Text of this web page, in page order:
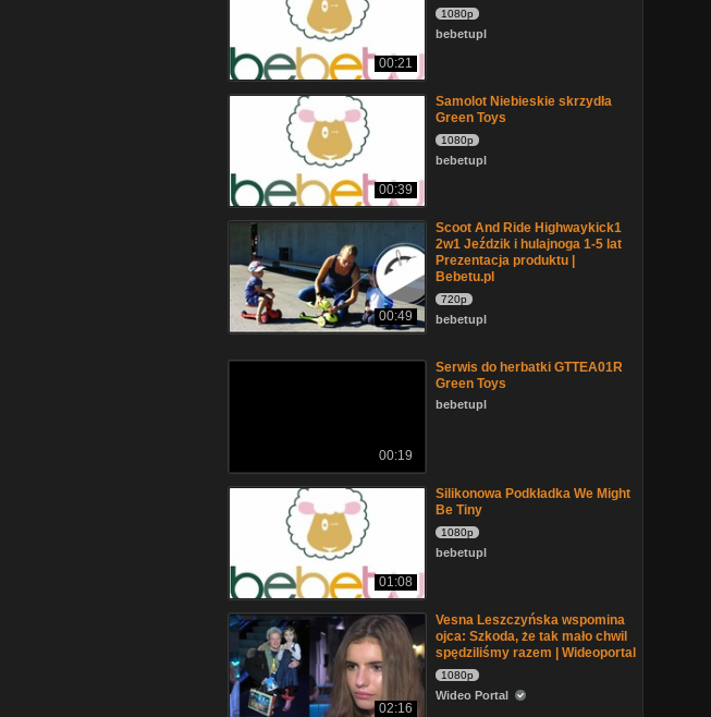
00:21
1080p
bebetupl
00:39
Samolot Niebieskie skrzydła
Green Toys
1080p
bebetupl
00:49
Scoot And Ride Highwaykick1
2w1 Jeździk i hulajnoga 1-5 lat
Prezentacja produktu |
Bebetu.pl
720p
bebetupl
00:19
Serwis do herbatki GTTEA01R
Green Toys
bebetupl
01:08
Silikonowa Podkładka We Might
Be Tiny
1080p
bebetupl
02:16
Vesna Leszczyńska wspomina
ojca: Szkoda, że tak mało chwil
spędziliśmy razem | Wideoportal
1080p
Wideo Portal